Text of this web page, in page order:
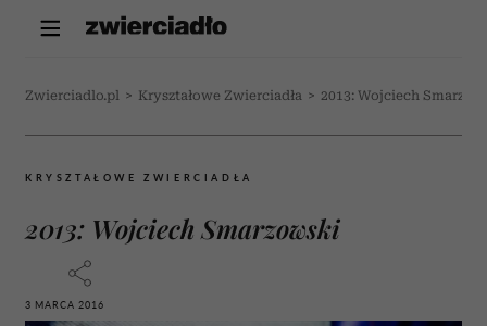
Zwierciadlo.pl > Kryształowe Zwierciadła > 2013: Wojciech
KRYSZTAŁOWE ZWIERCIADŁA
2013: Wojciech Smarzowski
3 MARCA 2016